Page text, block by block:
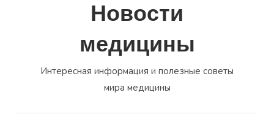
Новости
медицины
Интересная информация и полезные советы
мира медицины